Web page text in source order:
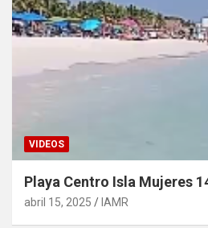
VIDEOS
Playa Centro Isla Mujeres
abril 15, 2025 IAMR